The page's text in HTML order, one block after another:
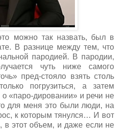
можно так назвать, был в
В разнице между тем, что
пародией. В пародии,
чуть ниже самого
пред-стояло взять столь
погрузиться, а затем
о «паро-дировании» и речи не
для меня это были люди, на
к которым тянулся… И вот
в этот объем, и даже если не